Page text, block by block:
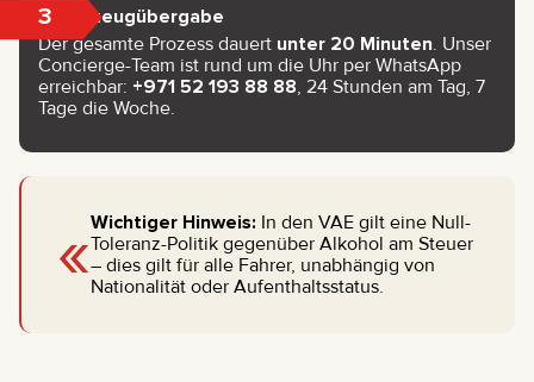
3 Fahrzeugübergabe
Der gesamte Prozess dauert unter 20 Minuten. Unser
Concierge-Team ist rund um die Uhr per WhatsApp
erreichbar: +971 52 193 88 88, 24 Stunden am Tag, 7
Tage die Woche.
«Wichtiger Hinweis: In den VAE gilt eine Null-
Toleranz-Politik gegenüber Alkohol am Steuer
– dies gilt für alle Fahrer, unabhängig von
Nationalität oder Aufenthaltsstatus.